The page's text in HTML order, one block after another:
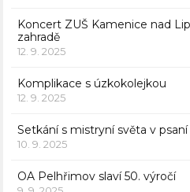
Koncert ZUŠ Kamenice nad
zahradě
12. 9. 2025
Komplikace s úzkokolejkou
12. 9. 2025
Setkání s mistryní světa v psaní
10. 9. 2025
OA Pelhřimov slaví 50. výročí